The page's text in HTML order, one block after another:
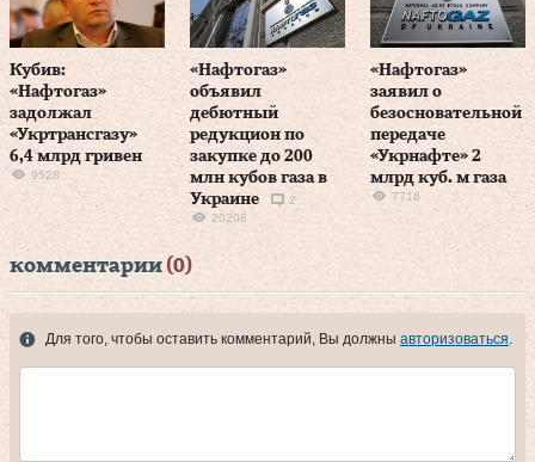
Кубив:
«Нафтогаз»
задолжал
«Укртрансгазу»
6,4 млрд гривен
9528
«Нафтогаз»
объявил
дебютный
редукцион по
закупке до 200
млн кубов газа в
Украине
2
20208
«Нафтогаз»
заявил о
безосновательной
передаче
«Укрнафте» 2
млрд куб. м газа
7716
комментарии (0)
Для того, чтобы оставить комментарий, Вы должны авторизоваться.